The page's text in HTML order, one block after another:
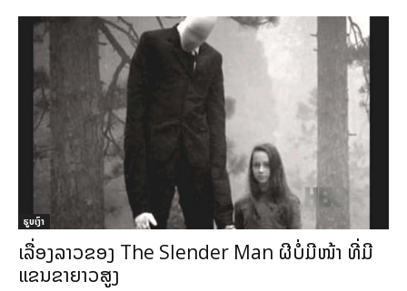
ຮູບເງົາ
ເລື່ອງລາວຂອງ The Slender Man ຜີບໍ່ມີໜ້າ ທີ່ມີ
ແຂນຂາຍາວສູງ